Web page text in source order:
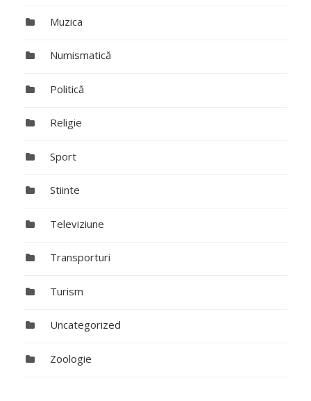
Muzica
Numismatică
Politică
Religie
Sport
Stiinte
Televiziune
Transporturi
Turism
Uncategorized
Zoologie